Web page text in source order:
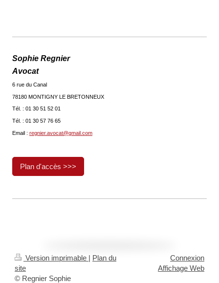
Sophie Regnier
Avocat
6 rue du Canal
78180 MONTIGNY LE BRETONNEUX
Tél. : 01 30 51 52 01
Tél. : 01 30 57 76 65
Email : regnier.avocat@gmail.com
Plan d'accès >>>
Version imprimable | Plan du
site
© Regnier Sophie
Connexion
Affichage Web